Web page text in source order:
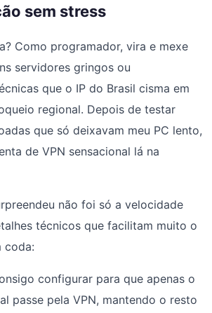
sem stress
Como programador, vira e mexe
servidores gringos ou
que o IP do Brasil cisma em
regional. Depois de testar
que só deixavam meu PC lento,
de VPN sensacional lá na
não foi só a velocidade
técnicos que facilitam muito o
coda:
configurar para que apenas o
passe pela VPN, mantendo o resto